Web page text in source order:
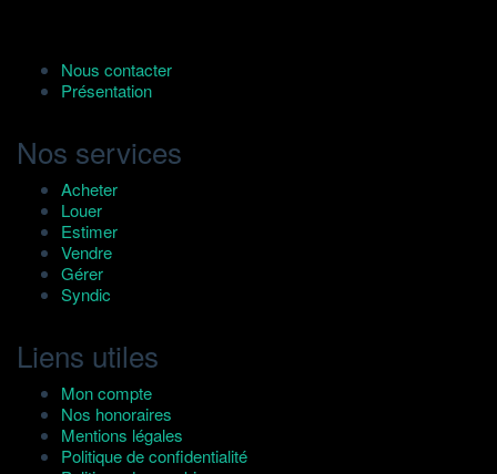
Nous contacter
Présentation
Nos services
Acheter
Louer
Estimer
Vendre
Gérer
Syndic
Liens utiles
Mon compte
Nos honoraires
Mentions légales
Politique de confidentialité